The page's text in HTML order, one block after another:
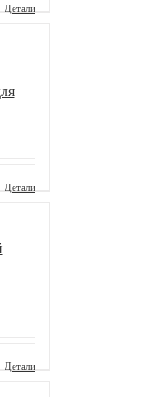
Детали
Детали
Детали